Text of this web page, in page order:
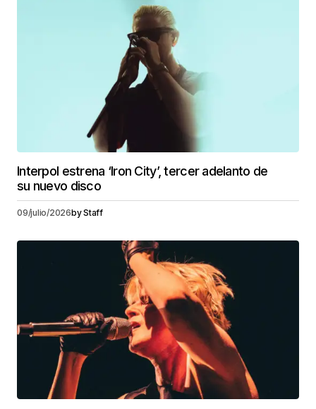
Interpol estrena ‘Iron City’, tercer adelanto de
su nuevo disco
09/julio/2026byStaff